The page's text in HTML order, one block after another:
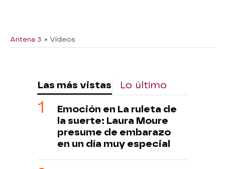
Antena 3 » Vídeos
Las más vistas Lo último
Emoción en La ruleta de
la suerte: Laura Moure
presume de embarazo
en un día muy especial